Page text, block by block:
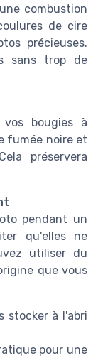
combustion
de cire
précieuses.
sans trop de
bougies à
fumée noire et
préservera
pendant un
qu'elles ne
utiliser du
que vous
stocker à l'abri
pour une